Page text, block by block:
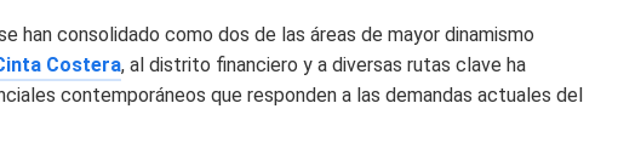
han consolidado como dos de las áreas de mayor dinamismo
Costera, al distrito financiero y a diversas rutas clave ha
contemporáneos que responden a las demandas actuales del